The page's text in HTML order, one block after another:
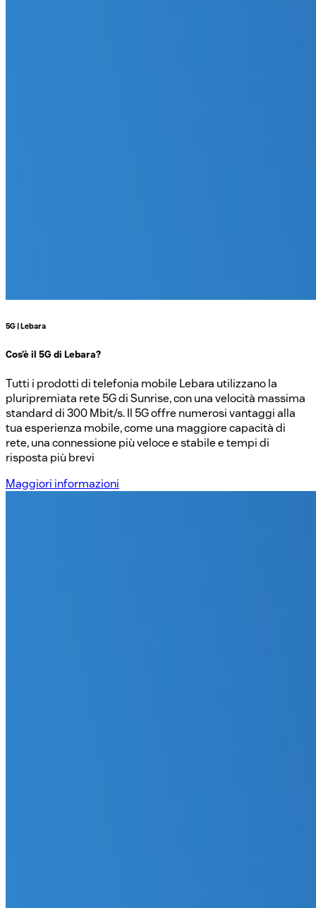
5G | Lebara
Cos’è il 5G di Lebara?
Tutti i prodotti di telefonia mobile Lebara utilizzano la
pluripremiata rete 5G di Sunrise, con una velocità massima
standard di 300 Mbit/s. Il 5G offre numerosi vantaggi alla
tua esperienza mobile, come una maggiore capacità di
rete, una connessione più veloce e stabile e tempi di
risposta più brevi
Maggiori informazioni